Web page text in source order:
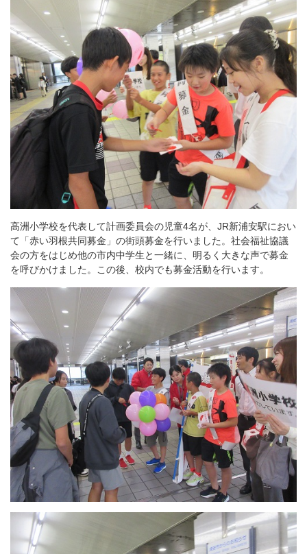
高洲小学校を代表して計画委員会の児童4名が、JR新浦安駅におい
て「赤い羽根共同募金」の街頭募金を行いました。社会福祉協議
会の方をはじめ他の市内中学生と一緒に、明るく大きな声で募金
を呼びかけました。この後、校内でも募金活動を行います。